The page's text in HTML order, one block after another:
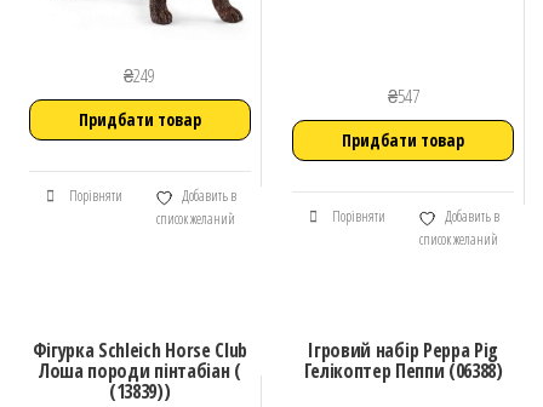
₴249
Придбати товар
Порівняти
Добавить в
список желаний
₴547
Придбати товар
Порівняти
Добавить в
список желаний
Фігурка Schleich Horse Club
Лоша породи пінтабіан (
(13839))
Ігровий набір Peppa Pig
Гелікоптер Пеппи (06388)